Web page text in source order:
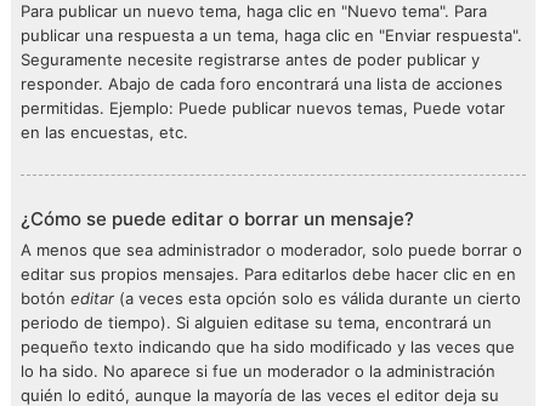
Para publicar un nuevo tema, haga clic en "Nuevo tema". Para
publicar una respuesta a un tema, haga clic en "Enviar respuesta".
Seguramente necesite registrarse antes de poder publicar y
responder. Abajo de cada foro encontrará una lista de acciones
permitidas. Ejemplo: Puede publicar nuevos temas, Puede votar
en las encuestas, etc.
¿Cómo se puede editar o borrar un mensaje?
A menos que sea administrador o moderador, solo puede borrar o
editar sus propios mensajes. Para editarlos debe hacer clic en en
botón editar (a veces esta opción solo es válida durante un cierto
periodo de tiempo). Si alguien editase su tema, encontrará un
pequeño texto indicando que ha sido modificado y las veces que
lo ha sido. No aparece si fue un moderador o la administración
quién lo editó, aunque la mayoría de las veces el editor deja su